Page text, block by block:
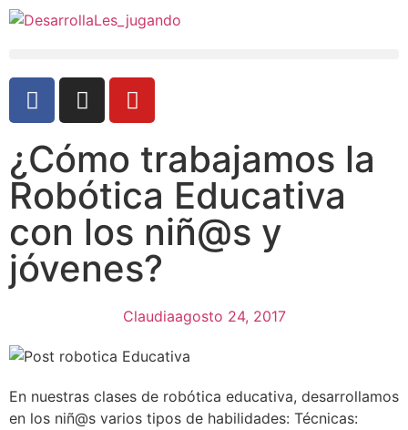
¿Cómo trabajamos la
Robótica Educativa
con los niñ@s y
jóvenes?
Claudiaagosto 24, 2017
En nuestras clases de robótica educativa, desarrollamos
en los niñ@s varios tipos de habilidades: Técnicas: